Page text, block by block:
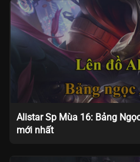
Alistar Sp Mùa 16: Bảng
mới nhất